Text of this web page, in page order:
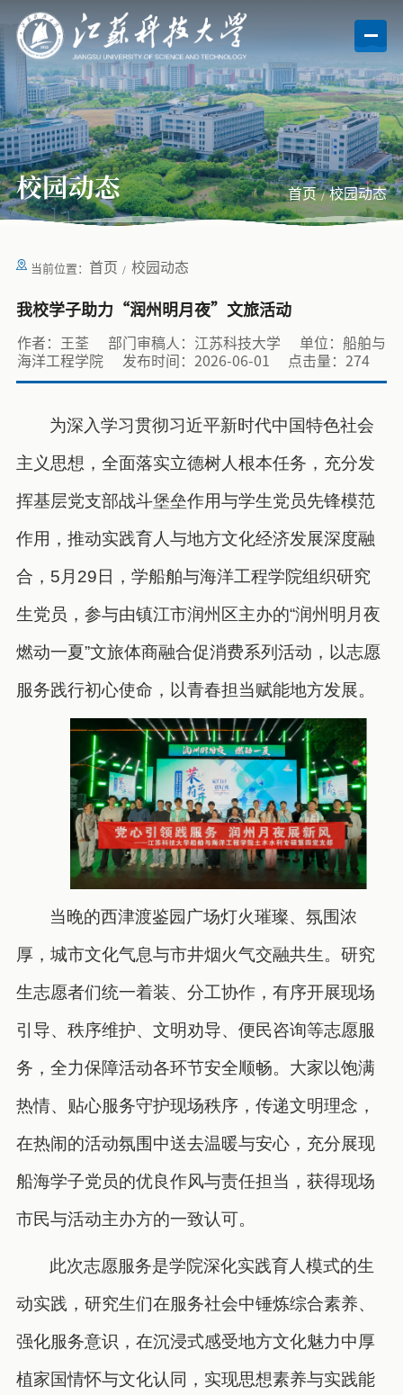
校园动态 首页 校园动态
当前位置： 首页 校园动态
我校学子助力“润州明月夜”文旅活动
作者：王荃 部门审稿人：江苏科技大学
单位：船舶与
海洋工程学院
发布时间：2026-06-01 点击量： 274
为深入学习贯彻习近平新时代中国特色社会
主义思想，全面落实立德树人根本任务，充分发
挥基层党支部战斗堡垒作用与学生党员先锋模范
作用，推动实践育人与地方文化经济发展深度融
合，5月29日，学船舶与海洋工程学院组织研究
生党员，参与由镇江市润州区主办的“润州明月夜
燃动一夏”文旅体商融合促消费系列活动，以志愿
服务践行初心使命，以青春担当赋能地方发展。
当晚的西津渡鉴园广场灯火璀璨、氛围浓
厚，城市文化气息与市井烟火气交融共生。研究
生志愿者们统一着装、分工协作，有序开展现场
引导、秩序维护、文明劝导、便民咨询等志愿服
务，全力保障活动各环节安全顺畅。大家以饱满
热情、贴心服务守护现场秩序，传递文明理念，
在热闹的活动氛围中送去温暖与安心，充分展现
船海学子党员的优良作风与责任担当，获得现场
市民与活动主办方的一致认可。
此次志愿服务是学院深化实践育人模式的生
动实践，研究生们在服务社会中锤炼综合素养、
强化服务意识，在沉浸式感受地方文化魅力中厚
植家国情怀与文化认同，实现思想素养与实践能